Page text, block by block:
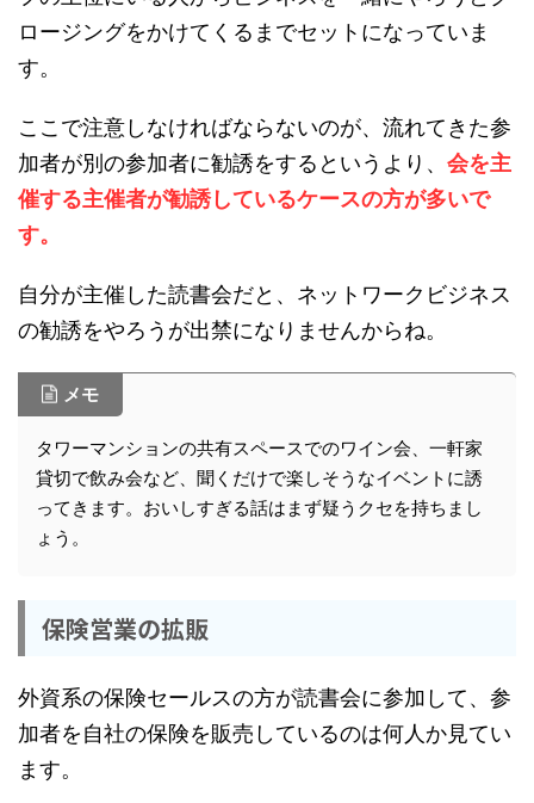
ロージングをかけてくるまでセットになっていま
す。
ここで注意しなければならないのが、流れてきた参
加者が別の参加者に勧誘をするというより、 会を主
催する主催者が勧誘しているケースの方が多いで
す。
自分が主催した読書会だと、ネットワークビジネス
の勧誘をやろうが出禁になりませんからね。
メモ
タワーマンションの共有スペースでのワイン会、一軒家
貸切で飲み会など、聞くだけで楽しそうなイベントに誘
ってきます。おいしすぎる話はまず疑うクセを持ちまし
ょう。
保険営業の拡販
外資系の保険セールスの方が読書会に参加して、参
加者を自社の保険を販売しているのは何人か見てい
ます。